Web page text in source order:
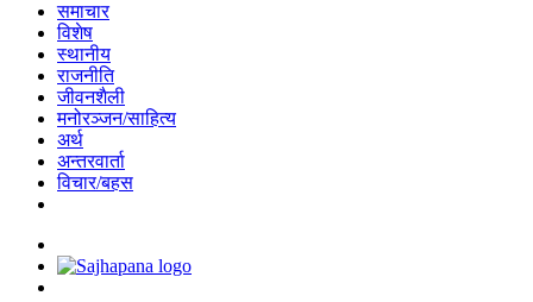
समाचार
विशेष
स्थानीय
राजनीति
जीवनशैली
मनोरञ्जन/साहित्य
अर्थ
अन्तरवार्ता
विचार/बहस